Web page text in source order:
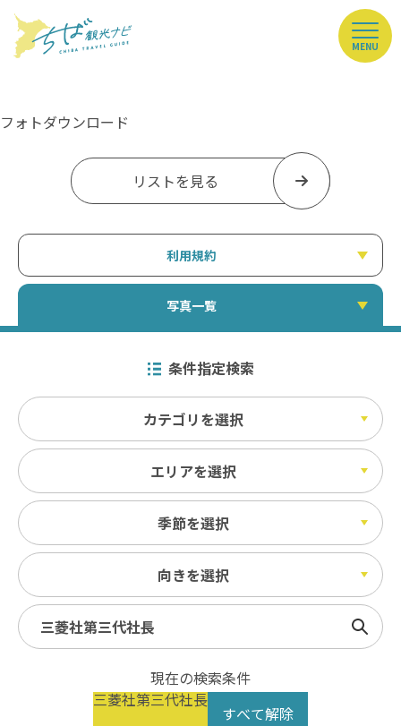
MENU
フォトダウンロード
リストを見る
利用規約
写真一覧
条件指定検索
カテゴリを選択
エリアを選択
季節を選択
向きを選択
検索
現在の検索条件
三菱社第三代社長
すべて解除